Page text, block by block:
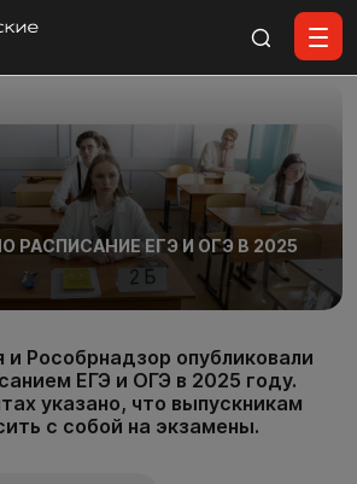
РАСПИСАНИЕ ЕГЭ И ОГЭ В 2025
Рособрнадзор опубликовали
ЕГЭ и ОГЭ в 2025 году.
указано, что выпускникам
с собой на экзамены.